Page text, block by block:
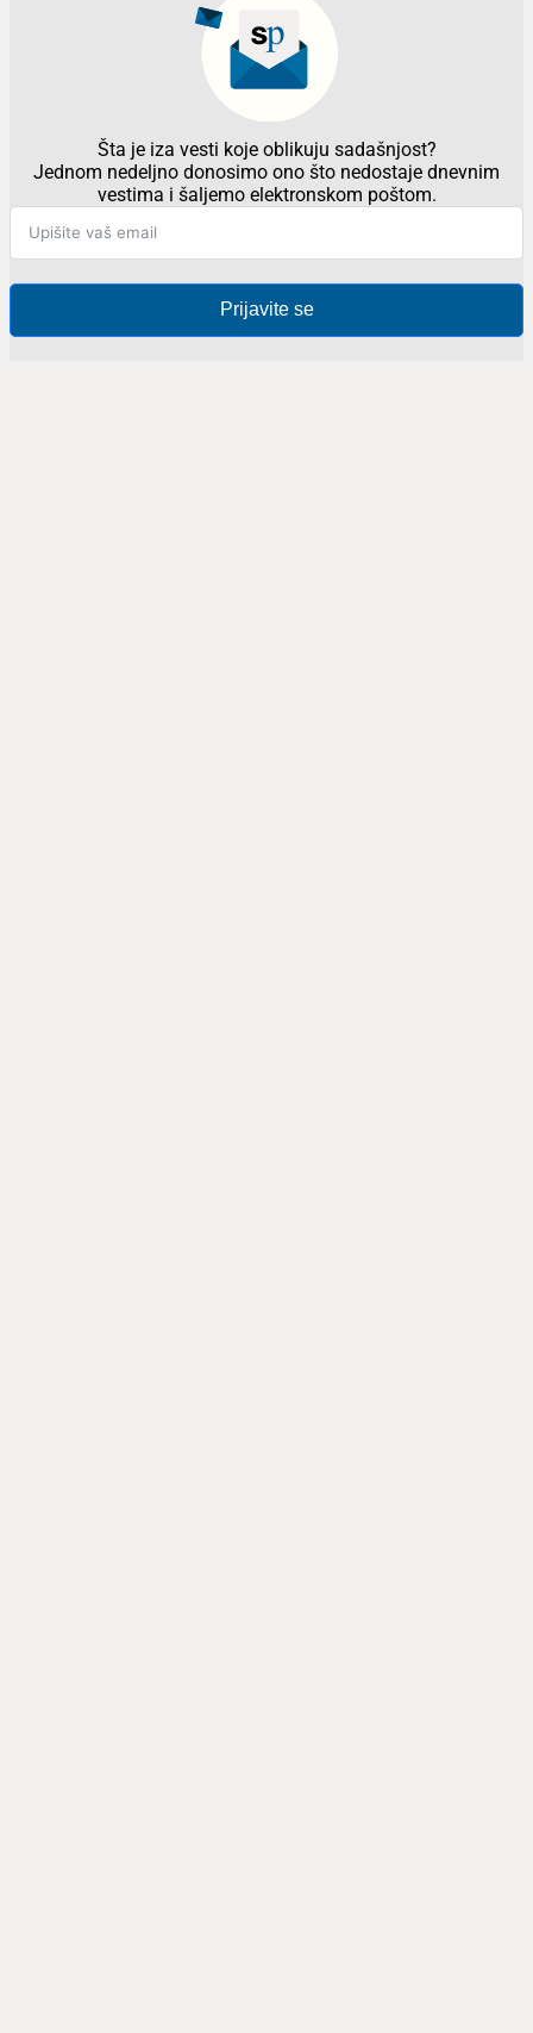
Šta je iza vesti koje oblikuju sadašnjost?
Jednom nedeljno donosimo ono što nedostaje dnevnim
vestima i šaljemo elektronskom poštom.
Prijavite se